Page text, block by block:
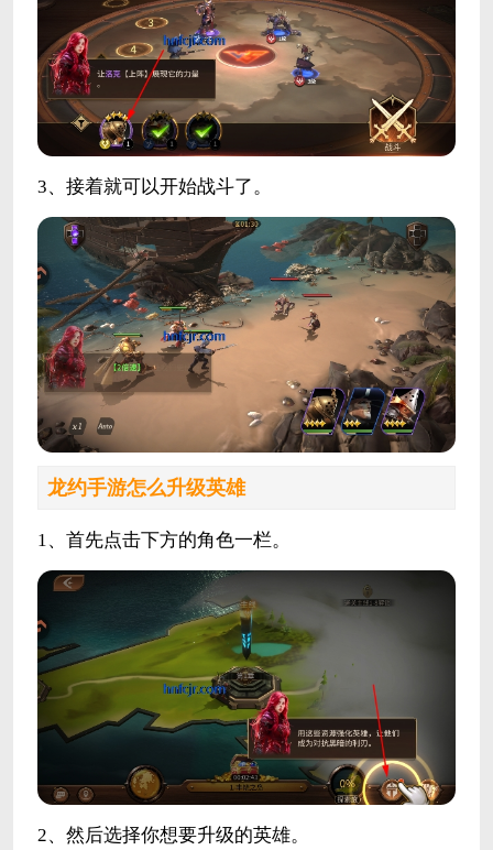
3、接着就可以开始战斗了。
龙约手游怎么升级英雄
1、首先点击下方的角色一栏。
2、然后选择你想要升级的英雄。